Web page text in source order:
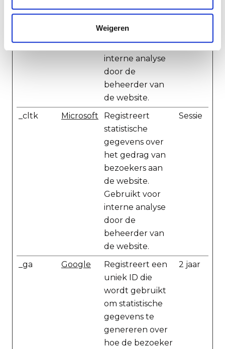
Weigeren
de website.
Gebruikt voor
interne analyse
door de
beheerder van
de website.
_cltk Microsoft
Registreert
statistische
gegevens over
het gedrag van
bezoekers aan
de website.
Gebruikt voor
interne analyse
door de
beheerder van
de website.
Sessie
_ga Google
Registreert een
uniek ID die
wordt gebruikt
om statistische
gegevens te
genereren over
hoe de bezoeker
2 jaar